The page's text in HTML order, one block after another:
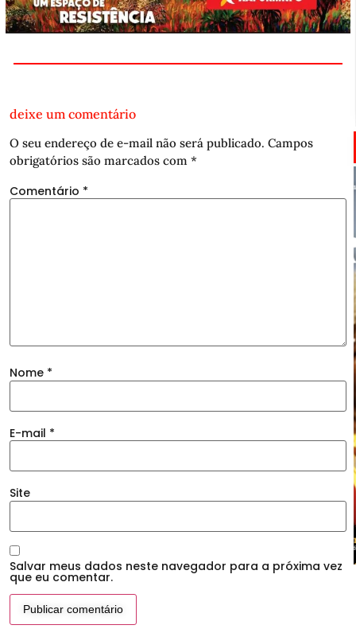
deixe um comentário
O seu endereço de e-mail não será publicado. Campos
obrigatórios são marcados com *
Comentário *
Nome *
E-mail *
Site
Salvar meus dados neste navegador para a próxima vez
que eu comentar.